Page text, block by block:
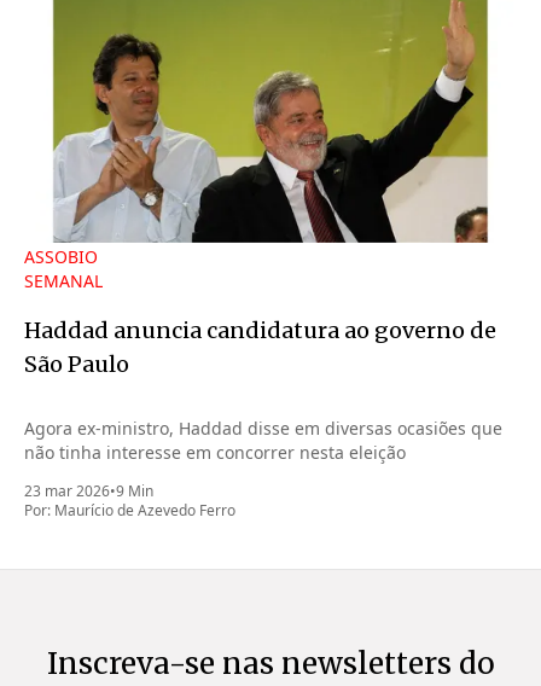
ASSOBIO
SEMANAL
Haddad anuncia candidatura ao governo de
São Paulo
Agora ex-ministro, Haddad disse em diversas ocasiões que
não tinha interesse em concorrer nesta eleição
23 mar 2026•9 Min
Por: Maurício de Azevedo Ferro
Inscreva-se nas newsletters do